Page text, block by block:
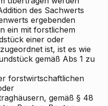
des Sachwerts
ergebenden
ein mit forstlichem
einer oder
ist, ist es wie
gemäß Abs 1 zu
forstwirtschaftlichen
gemäß § 48